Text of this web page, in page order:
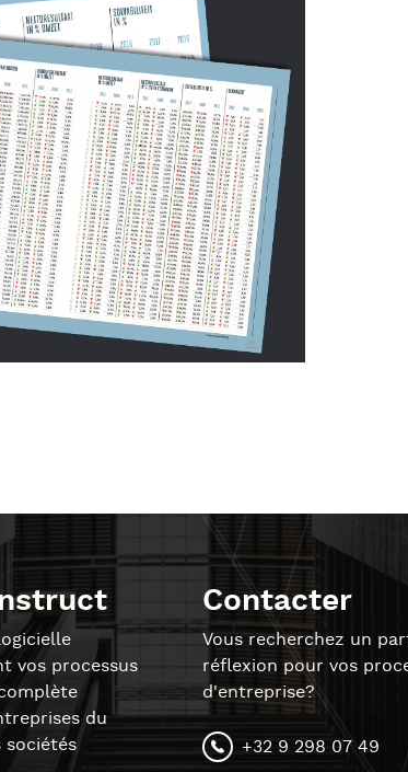
vos processus
du
Contacter
Vous recherchez un
réflexion pour vos
d'entreprise?
+32 9 298 07 49